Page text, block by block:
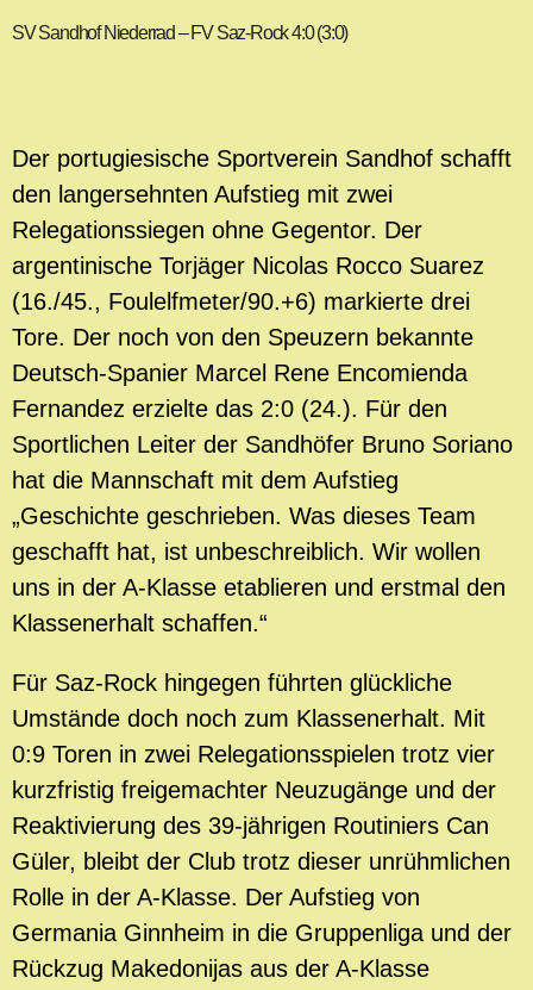
SV Sandhof Niederrad – FV Saz-Rock 4:0 (3:0)
Der portugiesische Sportverein Sandhof schafft
den langersehnten Aufstieg mit zwei
Relegationssiegen ohne Gegentor. Der
argentinische Torjäger Nicolas Rocco Suarez
(16./45., Foulelfmeter/90.+6) markierte drei
Tore. Der noch von den Speuzern bekannte
Deutsch-Spanier Marcel Rene Encomienda
Fernandez erzielte das 2:0 (24.). Für den
Sportlichen Leiter der Sandhöfer Bruno Soriano
hat die Mannschaft mit dem Aufstieg
„Geschichte geschrieben. Was dieses Team
geschafft hat, ist unbeschreiblich. Wir wollen
uns in der A-Klasse etablieren und erstmal den
Klassenerhalt schaffen.“
Für Saz-Rock hingegen führten glückliche
Umstände doch noch zum Klassenerhalt. Mit
0:9 Toren in zwei Relegationsspielen trotz vier
kurzfristig freigemachter Neuzugänge und der
Reaktivierung des 39-jährigen Routiniers Can
Güler, bleibt der Club trotz dieser unrühmlichen
Rolle in der A-Klasse. Der Aufstieg von
Germania Ginnheim in die Gruppenliga und der
Rückzug Makedonijas aus der A-Klasse